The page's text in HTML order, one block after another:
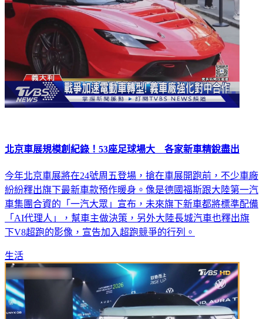
北京車展規模創紀錄！53座足球場大 各家新車精銳盡出
今年北京車展將在24號周五登場，搶在車展開跑前，不少車廠
紛紛釋出旗下最新車款預作暖身。像是德國福斯跟大陸第一汽
車集團合資的「一汽大眾」宣布，未來旗下新車都將標準配備
「AI代理人」，幫車主做決策，另外大陸長城汽車也釋出旗
下V8超跑的影像，宣告加入超跑競爭的行列。
生活